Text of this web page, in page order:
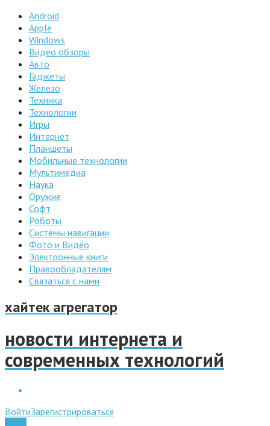
Android
Apple
Windows
Видео обзоры
Авто
Гаджеты
Железо
Техника
Технологии
Игры
Интернет
Планшеты
Мобильные технологии
Мультимедиа
Наука
Оружие
Софт
Роботы
Системы навигации
Фото и Видео
Электронные книги
Правообладателям
Связаться с нами
хайтек агрегатор
новости интернета и
современных технологий
ВойтиЗарегистрироваться